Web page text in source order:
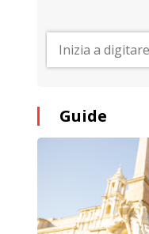
Guide